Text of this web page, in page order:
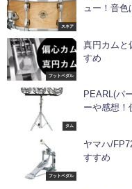
スネア
ュー！音色
フットペダル
真円カムと
すめ
タム
PEARL(パ
ーや感想！
フットペダル
ヤマハ/
すすめ